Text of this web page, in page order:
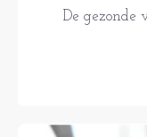
De gezonde